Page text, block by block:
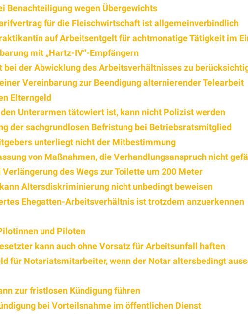
Benachteiligung wegen Übergewichts
für die Fleischwirtschaft ist allgemeinverbindlich
auf Arbeitsentgelt für achtmonatige Tätigkeit im
mit „Hartz-IV“-Empfängern
der Abwicklung des Arbeitsverhältnisses zu
Vereinbarung zur Beendigung alternierender Telearbeit
Elterngeld
Unterarmen tätowiert ist, kann nicht Polizist werden
der sachgrundlosen Befristung bei Betriebsratsmitglied
unterliegt nicht der Mitbestimmung
von Maßnahmen, die Verhandlungsanspruch nicht
des Wegs zur Toilette um 200 Meter
Altersdiskriminierung nicht unbedingt beweisen
Ehegatten-Arbeitsverhältnis ist trotzdem anzuerkennen
und Piloten
kann auch ohne Vorsatz für Arbeitsunfall haften
für Notariatsmitarbeiter, wenn der Notar altersbedingt
zur fristlosen Kündigung führen
bei Vorteilsnahme im öffentlichen Dienst